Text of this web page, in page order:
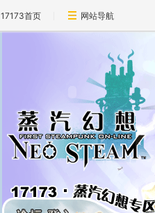
17173首页 网站导航